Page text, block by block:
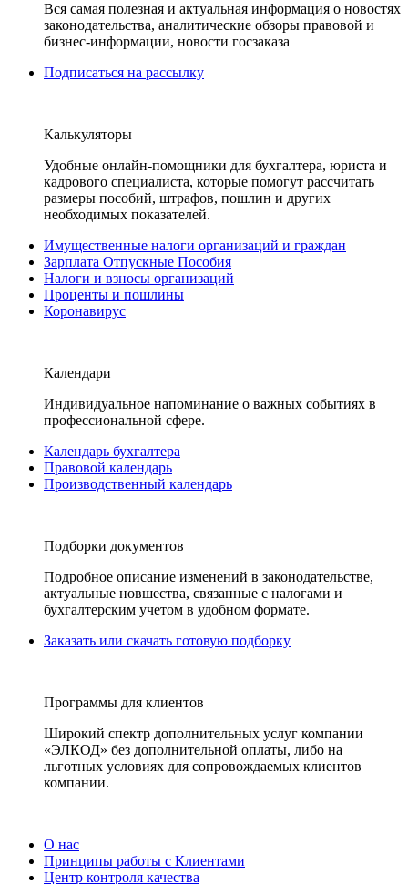
Вся самая полезная и актуальная информация о новостях
законодательства, аналитические обзоры правовой и
бизнес-информации, новости госзаказа
Подписаться на рассылку
Калькуляторы
Удобные онлайн-помощники для бухгалтера, юриста и
кадрового специалиста, которые помогут рассчитать
размеры пособий, штрафов, пошлин и других
необходимых показателей.
Имущественные налоги организаций и граждан
Зарплата Отпускные Пособия
Налоги и взносы организаций
Проценты и пошлины
Коронавирус
Календари
Индивидуальное напоминание о важных событиях в
профессиональной сфере.
Календарь бухгалтера
Правовой календарь
Производственный календарь
Подборки документов
Подробное описание изменений в законодательстве,
актуальные новшества, связанные с налогами и
бухгалтерским учетом в удобном формате.
Заказать или скачать готовую подборку
Программы для клиентов
Широкий спектр дополнительных услуг компании
«ЭЛКОД» без дополнительной оплаты, либо на
льготных условиях для сопровождаемых клиентов
компании.
О нас
Принципы работы с Клиентами
Центр контроля качества